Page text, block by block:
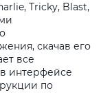
Tricky, Blast,
скачав его
все
интерфейсе
по